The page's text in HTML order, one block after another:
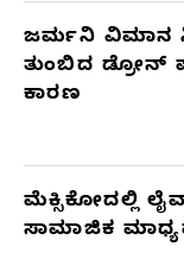
ಜರ್ಮನಿ ವಿಮಾನ
ತುಂಬಿದ ಡ್ರೋನ್
ಕಾರಣ
ಮೆಕ್ಸಿಕೋದಲ್ಲಿ
ಸಾಮಾಜಿಕ